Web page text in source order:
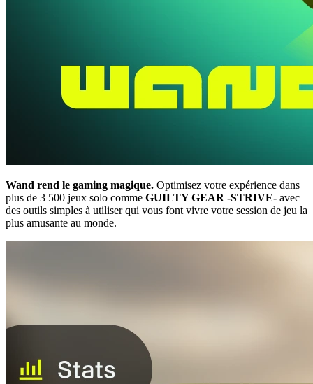
Wand rend le gaming magique. Optimisez votre expérience dans
plus de 3 500 jeux solo comme GUILTY GEAR -STRIVE- avec
des outils simples à utiliser qui vous font vivre votre session de jeu la
plus amusante au monde.